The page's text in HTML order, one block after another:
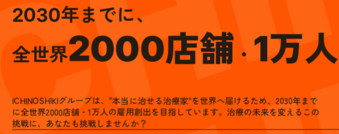
2030年までに、
全世界2000店舗 ・ 1万人
ICHINOSHIKIグループは、"本当に治せる治療家"を世界へ届けるため、2030年まで
に全世界2000店舗・1万人の雇用創出を目指しています。治療の未来を変えるこの
挑戦に、あなたも挑戦しませんか？